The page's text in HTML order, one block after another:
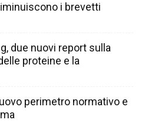
i brevetti
due nuovi report sulla
proteine e la
perimetro normativo e